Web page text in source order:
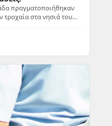
πραγματοποιήθηκαν
τροχαία στα νησιά του